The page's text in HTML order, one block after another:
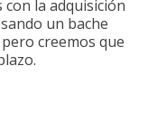
la adquisición
un bache
creemos que